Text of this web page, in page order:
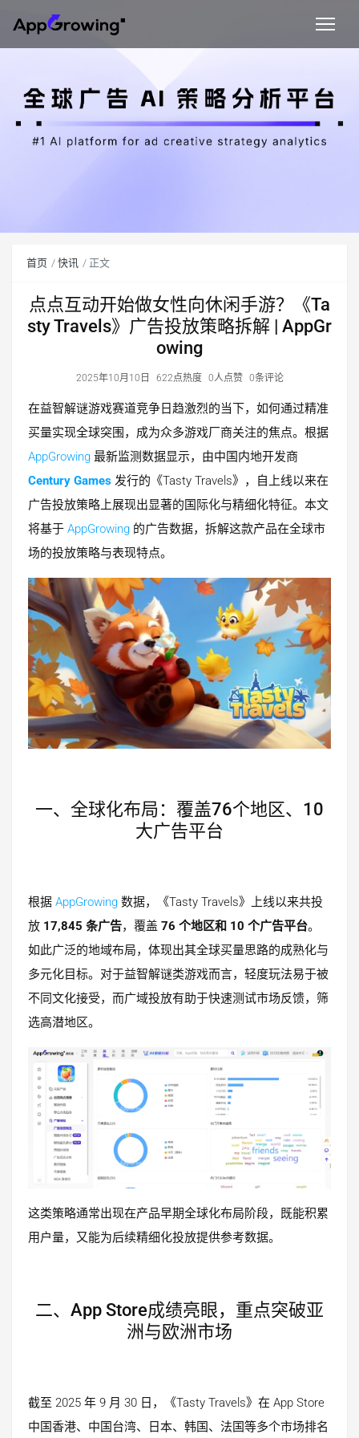
首页 快讯 正文
点点互动开始做女性向休闲手游？《Ta
sty Travels》广告投放策略拆解 | AppGr
owing
2025年10月10日 622点热度 0人点赞 0条评论
在益智解谜游戏赛道竞争日趋激烈的当下，如何通过精准
买量实现全球突围，成为众多游戏厂商关注的焦点。根据
AppGrowing 最新监测数据显示，由中国内地开发商
Century Games 发行的《Tasty Travels》，自上线以来在
广告投放策略上展现出显著的国际化与精细化特征。本文
将基于 AppGrowing 的广告数据，拆解这款产品在全球市
场的投放策略与表现特点。
一、全球化布局：覆盖76个地区、10
大广告平台
根据 AppGrowing 数据，《Tasty Travels》上线以来共投
放 17,845 条广告，覆盖 76 个地区和 10 个广告平台。
如此广泛的地域布局，体现出其全球买量思路的成熟化与
多元化目标。对于益智解谜类游戏而言，轻度玩法易于被
不同文化接受，而广域投放有助于快速测试市场反馈，筛
选高潜地区。
这类策略通常出现在产品早期全球化布局阶段，既能积累
用户量，又能为后续精细化投放提供参考数据。
二、App Store成绩亮眼，重点突破亚
洲与欧洲市场
截至 2025 年 9 月 30 日，《Tasty Travels》在 App Store
中国香港、中国台湾、日本、韩国、法国等多个市场排名